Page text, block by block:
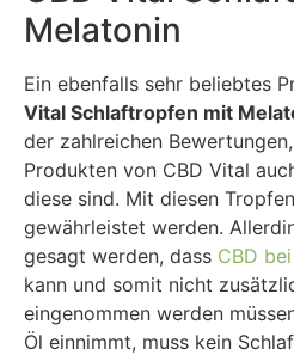
Melatonin
Ein ebenfalls sehr beliebtes
Vital Schlaftropfen mit
der zahlreichen
Produkten von CBD Vital
diese sind. Mit diesen
gewährleistet werden.
gesagt werden, dass CBD
kann und somit nicht
eingenommen werden
Öl einnimmt, muss kein